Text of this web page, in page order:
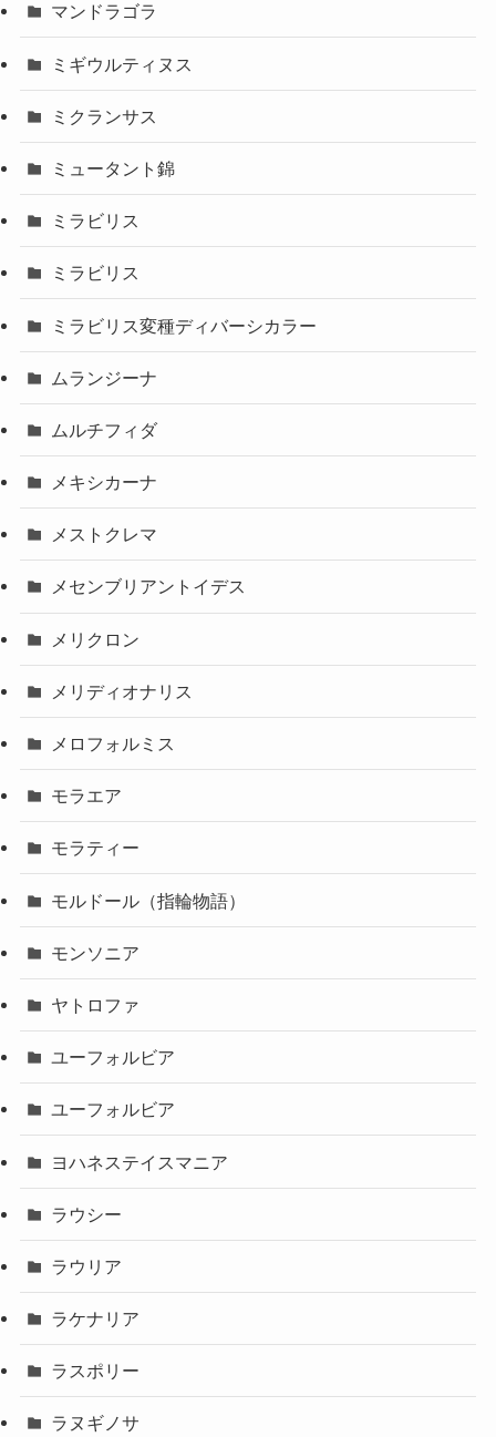
マンドラゴラ
ミギウルティヌス
ミクランサス
ミュータント錦
ミラビリス
ミラビリス
ミラビリス変種ディバーシカラー
ムランジーナ
ムルチフィダ
メキシカーナ
メストクレマ
メセンブリアントイデス
メリクロン
メリディオナリス
メロフォルミス
モラエア
モラティー
モルドール（指輪物語）
モンソニア
ヤトロファ
ユーフォルビア
ユーフォルビア
ヨハネステイスマニア
ラウシー
ラウリア
ラケナリア
ラスポリー
ラヌギノサ